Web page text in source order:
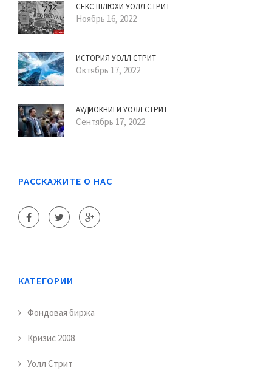
СЕКС ШЛЮХИ УОЛЛ СТРИТ
Ноябрь 16, 2022
ИСТОРИЯ УОЛЛ СТРИТ
Октябрь 17, 2022
АУДИОКНИГИ УОЛЛ СТРИТ
Сентябрь 17, 2022
РАССКАЖИТЕ О НАС
КАТЕГОРИИ
Фондовая биржа
Кризис 2008
Уолл Стрит